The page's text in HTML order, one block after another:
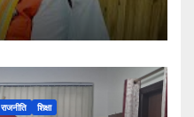
राजनीति शिक्षा